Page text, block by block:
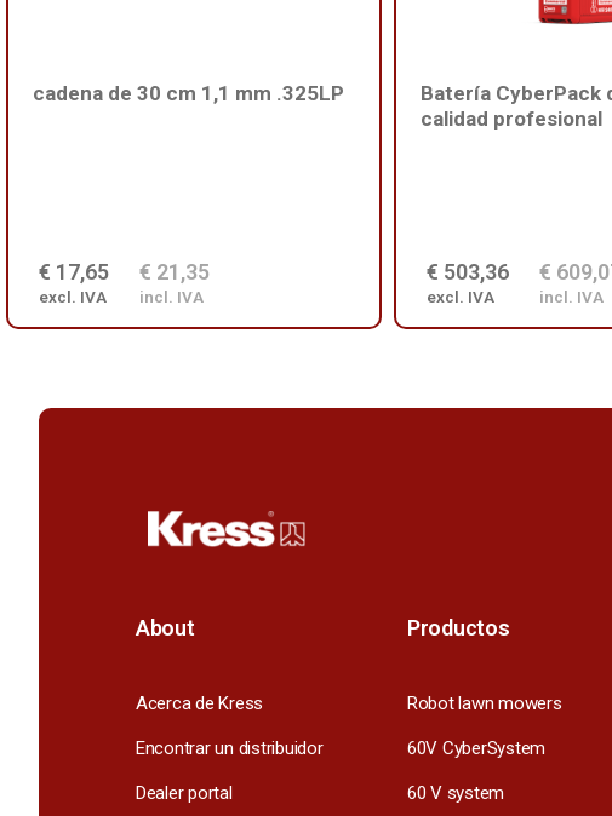
cadena de 30 cm 1,1 mm .325LP
€ 17,65
excl. IVA
€ 21,35
incl. IVA
Batería CyberPack
calidad profesional
€ 503,36
excl. IVA
€
incl. IVA
About
Acerca de Kress
Encontrar un distribuidor
Dealer portal
Productos
Robot lawn mowers
60V CyberSystem
60 V system